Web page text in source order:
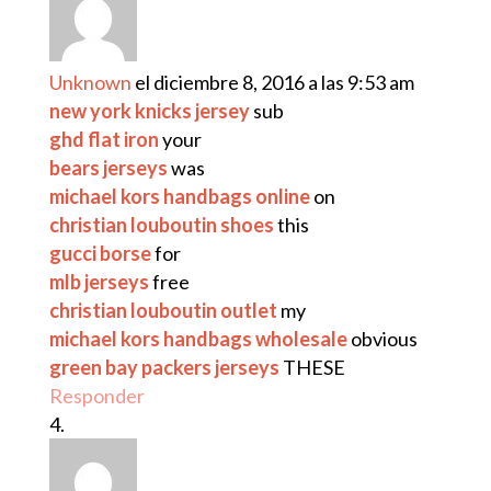
Unknown el diciembre 8, 2016 a las 9:53 am
new york knicks jerseysub
ghd flat ironyour
bears jerseyswas
michael kors handbags onlineon
christian louboutin shoesthis
gucci borsefor
mlb jerseysfree
christian louboutin outlet my
michael kors handbags wholesaleobvious
green bay packers jerseys THESE
Responder